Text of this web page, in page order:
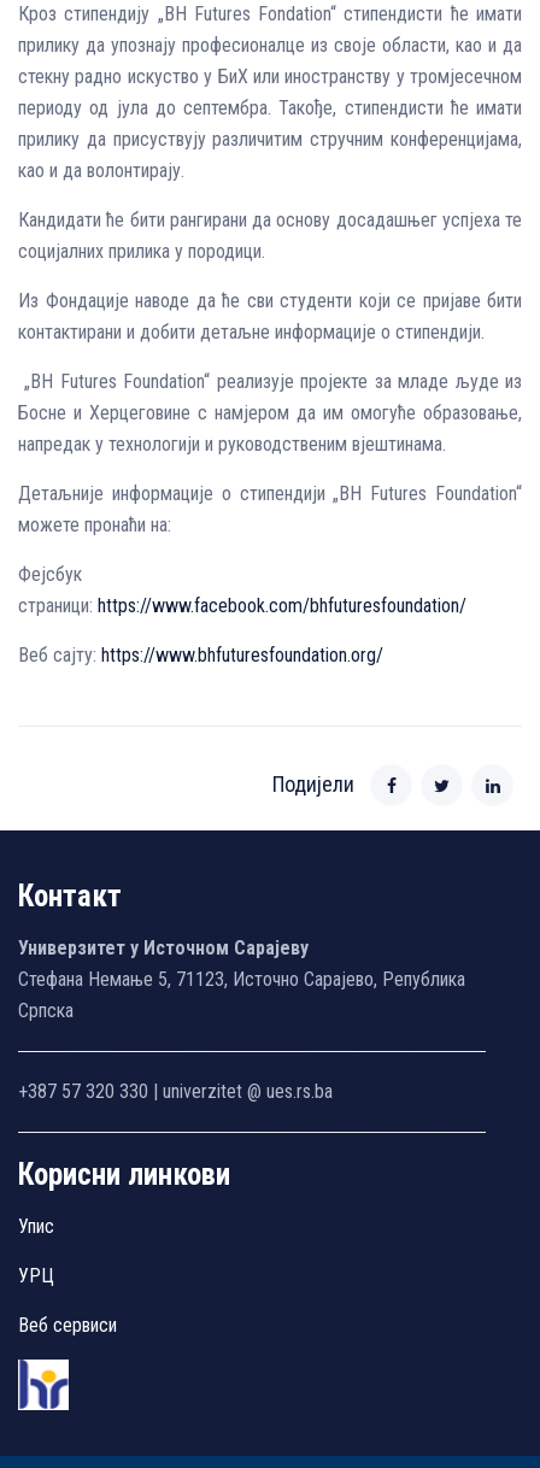
Кроз стипендију „BH Futures Fondation“ стипендисти ће имати
прилику да упознају професионалце из своје области, као и да
стекну радно искуство у БиХ или иностранству у тромјесечном
периоду од јула до септембра. Такође, стипендисти ће имати
прилику да присуствују различитим стручним конференцијама,
као и да волонтирају.
Кандидати ће бити рангирани да основу досадашњег успјеха те
социјалних прилика у породици.
Из Фондације наводе да ће сви студенти који се пријаве бити
контактирани и добити детаљне информације о стипендији.
„BH Futures Foundation“ реализује пројекте за младе људе из
Босне и Херцеговине с намјером да им омогуће образовање,
напредак у технологији и руководственим вјештинама.
Детаљније информације о стипендији „BH Futures Foundation“
можете пронаћи на:
Фејсбук
страници: https://www.facebook.com/bhfuturesfoundation/
Веб сајту: https://www.bhfuturesfoundation.org/
Подијели
Контакт
Универзитет у Источном Сарајеву
Стефана Немање 5, 71123, Источно Сарајево, Република
Српска
+387 57 320 330 | univerzitet @ ues.rs.ba
Корисни линкови
Упис
УРЦ
Веб сервиси